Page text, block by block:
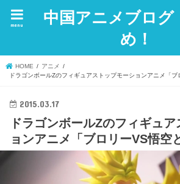
中国アニメブログ
め！
menu
HOME
アニメ
ドラゴンボールZのフィギュアストップモーションアニメ「ブ
2015.03.17
ドラゴンボールZのフィギュ
ョンアニメ「ブロリーVS悟空